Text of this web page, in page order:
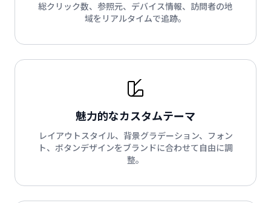
総クリック数、参照元、デバイス情報、訪問者の地
域をリアルタイムで追跡。
魅力的なカスタムテーマ
レイアウトスタイル、背景グラデーション、フォン
ト、ボタンデザインをブランドに合わせて自由に調
整。